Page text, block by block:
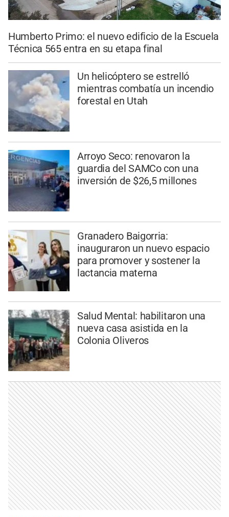
Humberto Primo: el nuevo edificio de la Escuela
Técnica 565 entra en su etapa final
Un helicóptero se estrelló
mientras combatía un incendio
forestal en Utah
Arroyo Seco: renovaron la
guardia del SAMCo con una
inversión de $26,5 millones
Granadero Baigorria:
inauguraron un nuevo espacio
para promover y sostener la
lactancia materna
Salud Mental: habilitaron una
nueva casa asistida en la
Colonia Oliveros